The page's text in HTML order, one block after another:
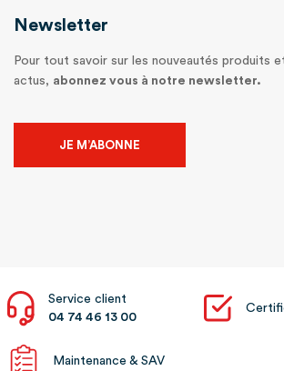
Newsletter
Pour tout savoir sur les nouveautés produits
actus, abonnez vous à notre newsletter.
JE M’ABONNE
Service client
04 74 46 13 00
Maintenance & SAV